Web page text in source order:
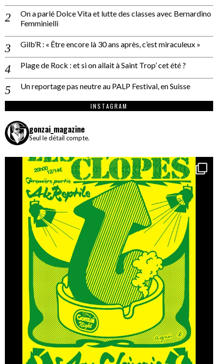
On a parlé Dolce Vita et lutte des classes avec Bernardino
Femminielli
Gilb’R : « Être encore là 30 ans après, c’est miraculeux »
Plage de Rock : et si on allait à Saint Trop’ cet été ?
Un reportage pas neutre au PALP Festival, en Suisse
INSTAGRAM
gonzai_magazine
Seul le détail compte.